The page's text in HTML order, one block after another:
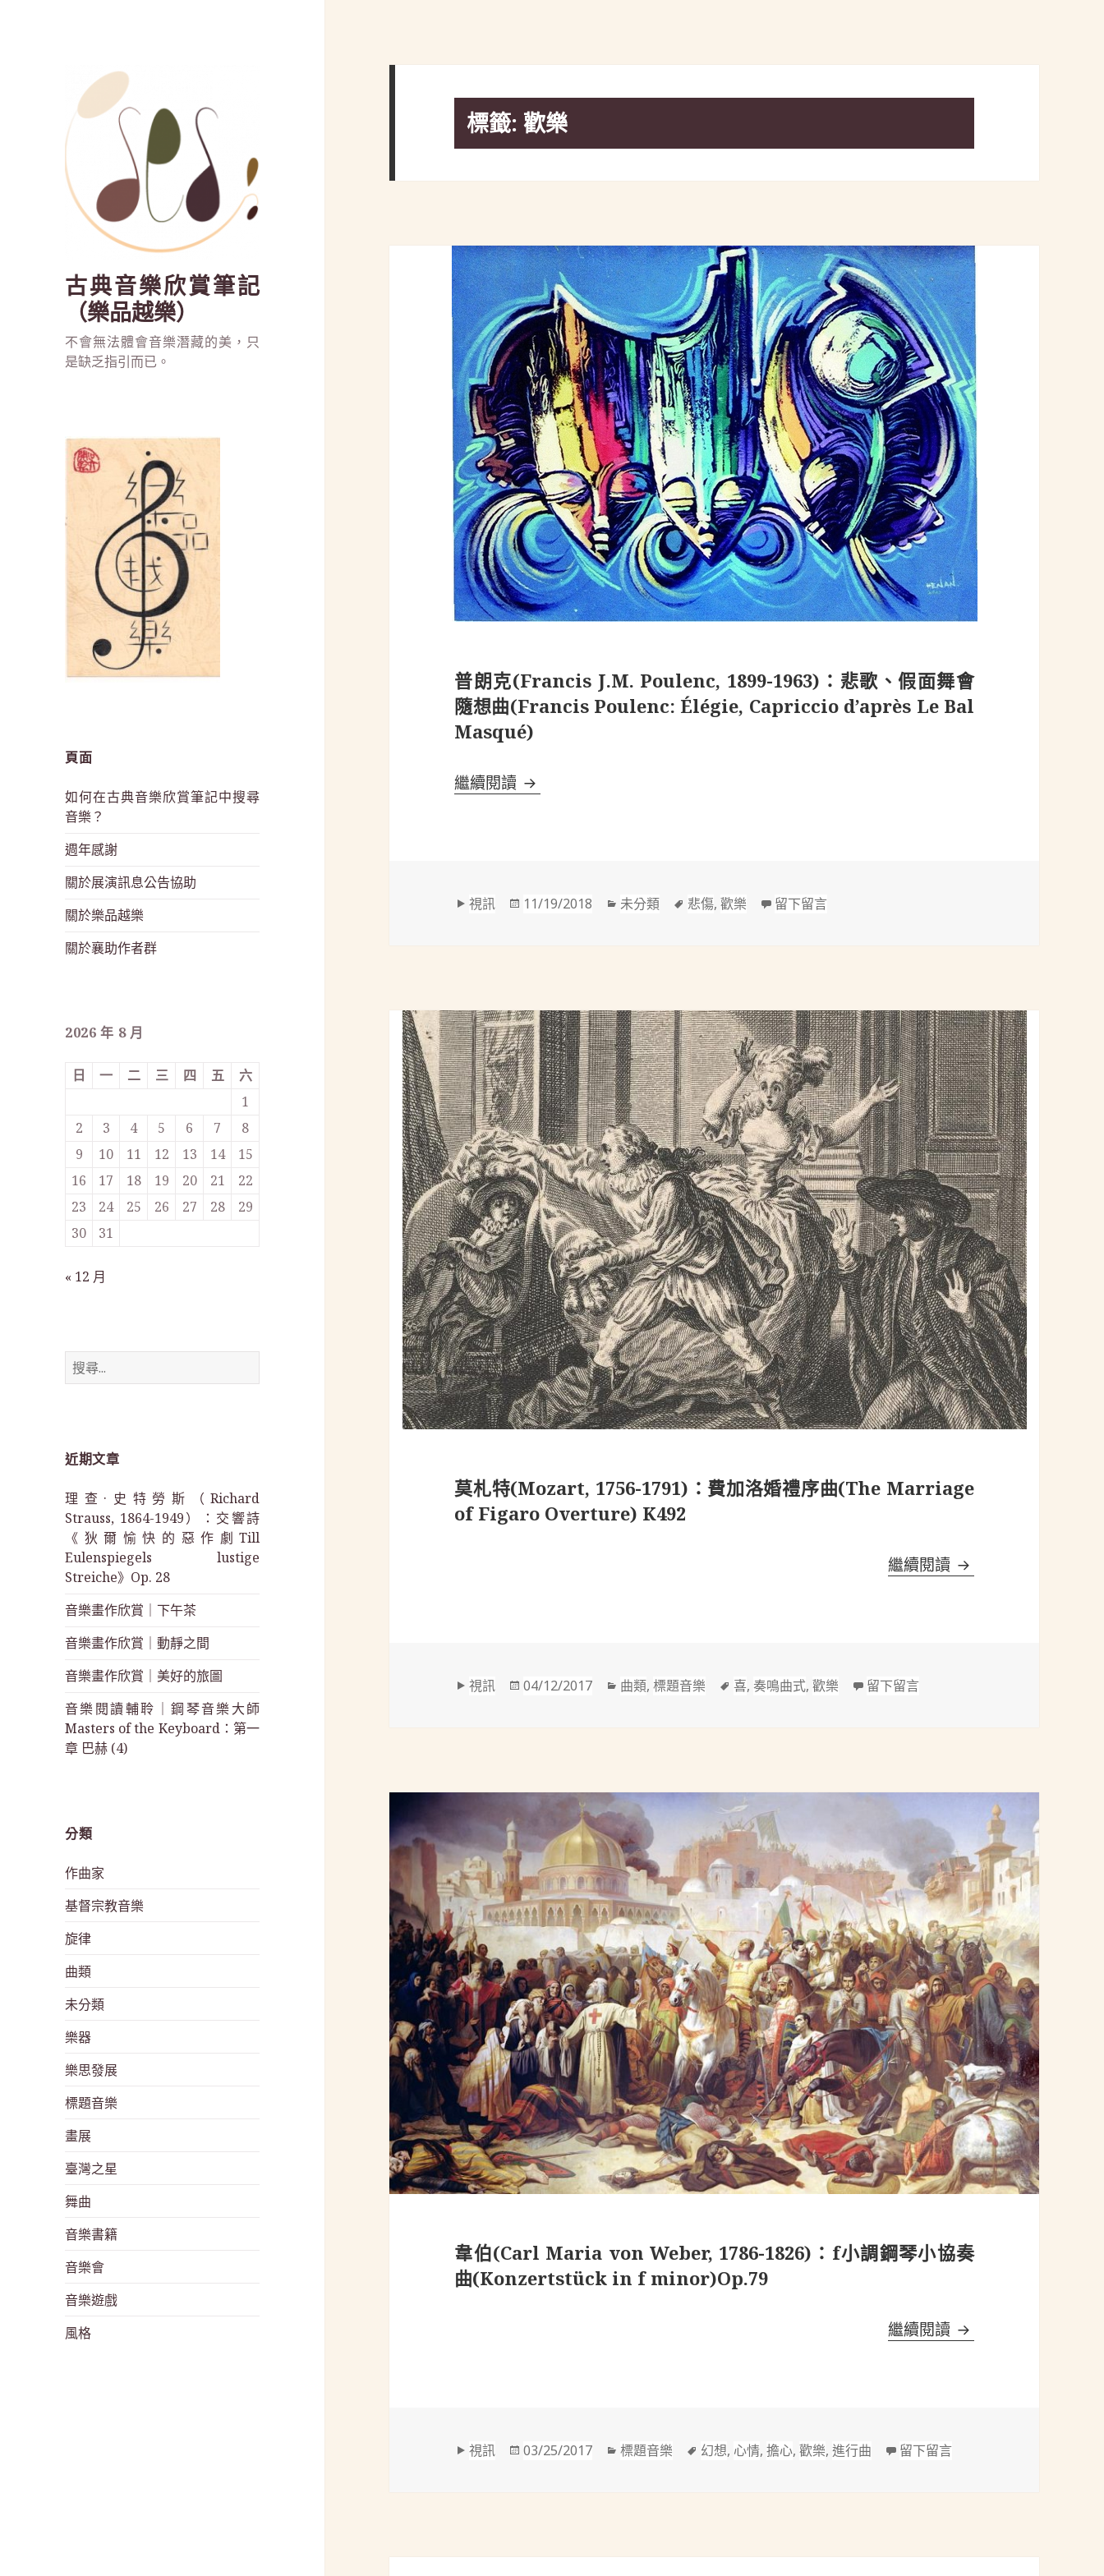
古典音樂欣賞筆記
（樂品越樂）
不會無法體會音樂潛藏的美，只
是缺乏指引而已。
頁面
如何在古典音樂欣賞筆記中搜尋
音樂？
週年感謝
關於展演訊息公告協助
關於樂品越樂
關於襄助作者群
2026 年 8 月
日 一 二 三 四 五
六
1
2
3 4 5 6 7
8
9
10 11 12 13 14
15
16
17 18 19 20 21
22
23
24 25 26 27 28
29
30
31
« 12 月
搜
尋
近期文章
理查·史特勞斯（Richard
Strauss, 1864-1949）：交響詩
《狄爾愉快的惡作劇Till
Eulenspiegels lustige
Streiche》Op. 28
音樂畫作欣賞｜下午茶
音樂畫作欣賞｜動靜之間
音樂畫作欣賞｜美好的旅圖
音樂閱讀輔聆｜鋼琴音樂大師
Masters of the Keyboard：第一
章 巴赫 (4)
分類
作曲家
基督宗教音樂
旋律
曲類
未分類
樂器
樂思發展
標題音樂
畫展
臺灣之星
舞曲
音樂書籍
音樂會
音樂遊戲
風格
標籤:歡樂
普朗克(Francis J.M. Poulenc, 1899-1963)：悲歌、假面舞會
隨想曲(Francis Poulenc: Élégie, Capriccio d’après Le Bal
Masqué)
繼續閱讀 普朗克(Francis J.M. Poulenc, 1899-1963)：悲歌、假面舞會隨想曲(Francis
格
視訊
發
11/19/2018
分
未分類
標
悲傷,歡樂 留下留言在 普朗克(Francis J.M. Poulenc, 1899-1963)
莫札特(Mozart, 1756-1791)：費加洛婚禮序曲(The Marriage
of Figaro Overture) K492
繼續閱讀 莫札特(Mozart,
格
視訊
發
04/12/2017
分
曲類,標題音樂
標
喜,奏鳴曲式,歡樂 留下留言在 莫札特(Mozart, 1756-
韋伯(Carl Maria von Weber, 1786-1826)：f小調鋼琴小協奏
曲(Konzertstück in f minor)Op.79
繼續閱讀 韋伯(Carl Maria
格
視訊
發
03/25/2017
分
標題音樂
標
幻想, 心情,擔心,歡樂,進行曲 留下留言在 韋伯(Carl Maria von